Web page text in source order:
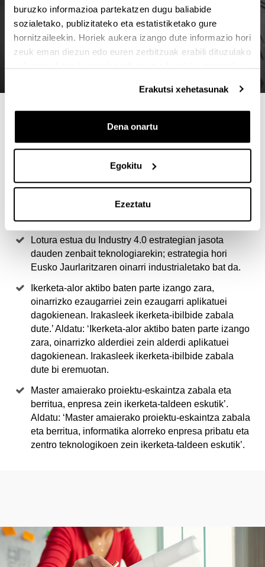
buruzko informazioa partekatzen dugu baliabide
sozialetako, publizitateko eta estatistiketako gure
hornitzaileekin. Horiek aukera izango dute informazio hori
zeuk eman diezun edo euren zerbitzuak erabili dituzulako
eskuratu duten bestelako informazio batekin uztartzeko.
Erakutsi xehetasunak
Dena onartu
Egokitu
Ezeztatu
4 ARRAZOI MASTER HAU
AUKERATZEKO
‘Data analytics’ delako lan merkatu hasiberri eta
prestakuntza berezia. Kalkulatzen denez, datozen
urteetan areagotu egingo dira master honen arloekin
lotutako kontratazio beharrak.
Lotura estua du Industry 4.0 estrategian jasota
dauden zenbait teknologiarekin; estrategia hori
Eusko Jaurlaritzaren oinarri industrialetako bat da.
Ikerketa-alor aktibo baten parte izango zara,
oinarrizko ezaugarriei zein ezaugarri aplikatuei
dagokienean. Irakasleek ikerketa-ibilbide zabala
dute.’ Aldatu: ‘Ikerketa-alor aktibo baten parte izango
zara, oinarrizko alderdiei zein alderdi aplikatuei
dagokienean. Irakasleek ikerketa-ibilbide zabala
dute bi eremuotan.
Master amaierako proiektu-eskaintza zabala eta
berritua, enpresa zein ikerketa-taldeen eskutik’.
Aldatu: ‘Master amaierako proiektu-eskaintza zabala
eta berritua, informatika alorreko enpresa pribatu eta
zentro teknologikoen zein ikerketa-taldeen eskutik’.